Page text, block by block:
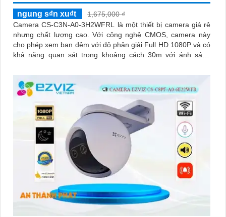
ngung s₫n xu₫t
1,675,000 ₫
Camera CS-C3N-A0-3H2WFRL là một thiết bị camera giá rẻ
nhưng chất lượng cao. Với công nghệ CMOS, camera này
cho phép xem ban đêm với độ phân giải Full HD 1080P và có
khả năng quan sát trong khoảng cách 30m với ánh sáng